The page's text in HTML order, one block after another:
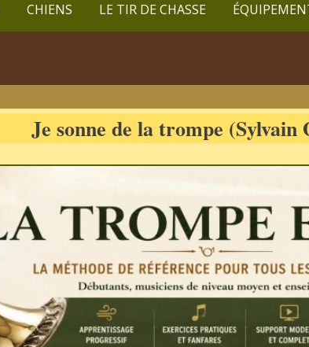
CHIENS LE TIR DE CHASSE
Je sonne de la trompe